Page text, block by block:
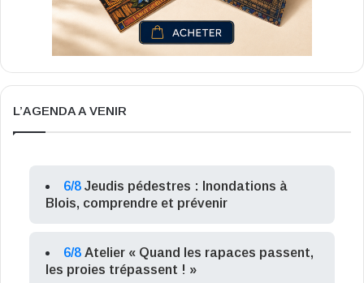
L’AGENDA A VENIR
6/8 Jeudis pédestres : Inondations à
Blois, comprendre et prévenir
6/8 Atelier « Quand les rapaces passent,
les proies trépassent ! »